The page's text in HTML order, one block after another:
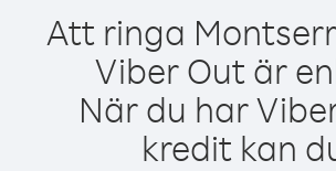
Att ringa
Viber Out är
När du har
kredit kan